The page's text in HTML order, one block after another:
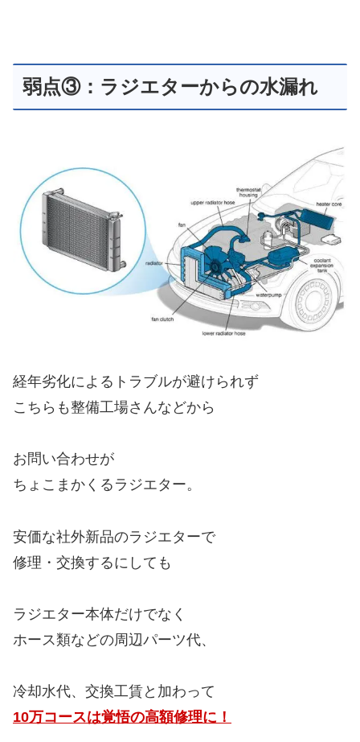
弱点③：ラジエターからの水漏れ
経年劣化によるトラブルが避けられず
こちらも整備工場さんなどから
お問い合わせが
ちょこまかくるラジエター。
安価な社外新品のラジエターで
修理・交換するにしても
ラジエター本体だけでなく
ホース類などの周辺パーツ代、
冷却水代、交換工賃と加わって
10万コースは覚悟の高額修理に！